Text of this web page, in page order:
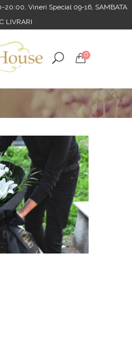
20:00, Vineri Special 09-16, SAMBATA
LIVRARI
0